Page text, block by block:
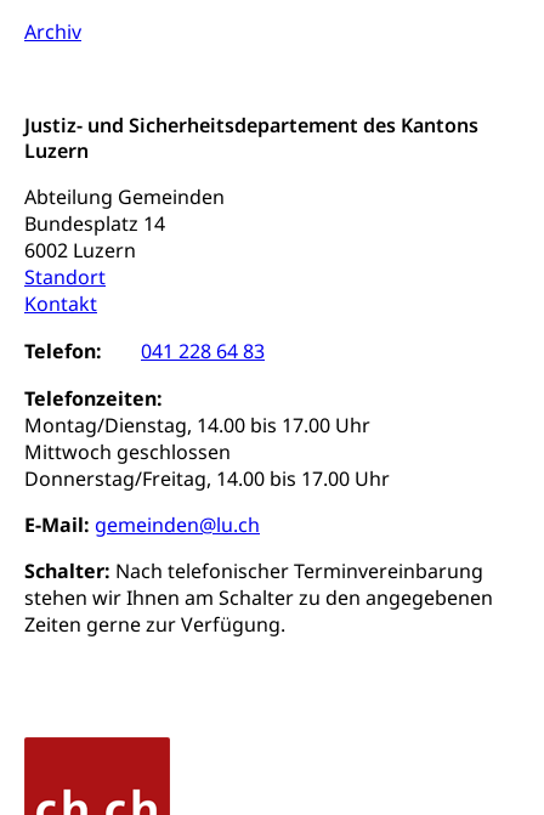
Archiv
Justiz- und Sicherheitsdepartement des Kantons
Luzern
Abteilung Gemeinden
Bundesplatz 14
6002 Luzern
Standort
Kontakt
Telefon:
041 228 64 83
Telefonzeiten:
Montag/Dienstag, 14.00 bis 17.00 Uhr
Mittwoch geschlossen
Donnerstag/Freitag, 14.00 bis 17.00 Uhr
E-Mail: gemeinden@lu.ch
Schalter: Nach telefonischer Terminvereinbarung
stehen wir Ihnen am Schalter zu den angegebenen
Zeiten gerne zur Verfügung.
Adoptivkind, Adoptiveltern, Adoptionsvermittlung,
Adoptionsverfahren, elterliche Gewalt, elterliche
Adoption
Aufenthaltsbewilligungen
Niederlassungsbewilligung, Aufenthalt,
Niederlassung, Wohnsitz
Ausweise und Bescheinigungen
Reisepass, Identitätskarte, Visum, Geburtsurkunde
Waffen, Sprengstoffe und Pyrotechnik
Reisepass, Identitätskarte
Strassenverkehrsamt (Führerausweis,
Fahrzeugausweis)
Namensänderungen
Staatsbürgerschaft, Bürgerrecht, Erwerb des
Bürgerrechts, Verlust des Bürgerrechts,
Einbürgerungsverfahren
Einbürgerungen
Geburtsurkunde, Geburtsschein, Geburtsanzeige
Familienzulagen (WAS Luzern)
Schwangerschaft / Geburt (gruezi.lu.ch)
Kinder und Jugendliche
Mündigkeit, Kindesschutz, Jugendschutz